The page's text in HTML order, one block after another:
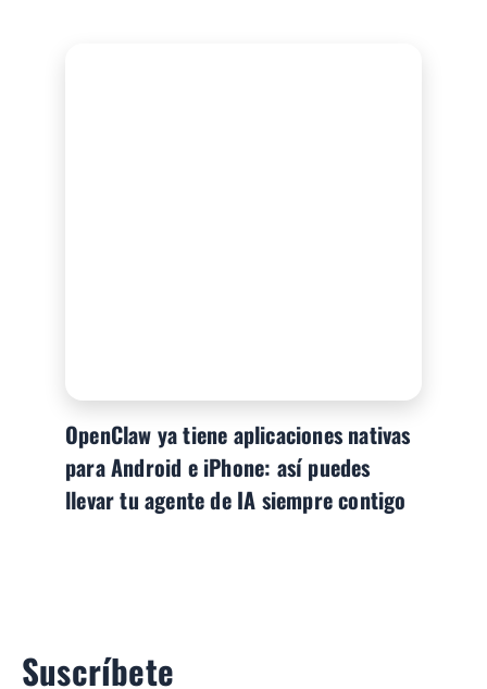
OpenClaw ya tiene aplicaciones nativas
para Android e iPhone: así puedes
llevar tu agente de IA siempre contigo
Suscríbete